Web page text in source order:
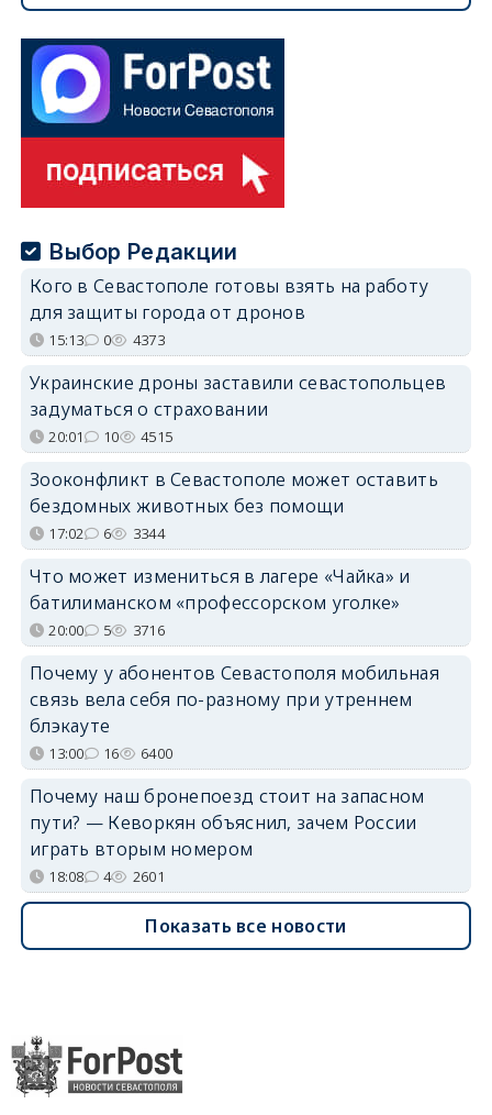
Выбор Редакции
Кого в Севастополе готовы взять на работу
для защиты города от дронов
15:13 0 4373
Украинские дроны заставили севастопольцев
задуматься о страховании
20:01 10 4515
Зооконфликт в Севастополе может оставить
бездомных животных без помощи
17:02 6 3344
Что может измениться в лагере «Чайка» и
батилиманском «профессорском уголке»
20:00 5 3716
Почему у абонентов Севастополя мобильная
связь вела себя по-разному при утреннем
блэкауте
13:00 16 6400
Почему наш бронепоезд стоит на запасном
пути? — Кеворкян объяснил, зачем России
играть вторым номером
18:08 4 2601
Показать все новости